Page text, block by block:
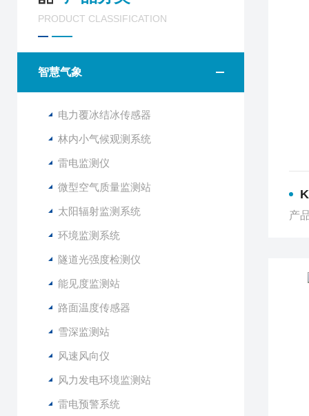
PRODUCT CLASSIFICATION
智慧气象
电力覆冰结冰传感器
林内小气候观测系统
雷电监测仪
微型空气质量监测站
太阳辐射监测系统
环境监测系统
隧道光强度检测仪
能见度监测站
路面温度传感器
雪深监测站
风速风向仪
风力发电环境监测站
雷电预警系统
产